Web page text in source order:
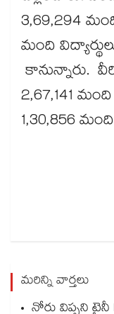
3,69,294
మంది
కానున్నారు.
2,67,141
1,30,856
మరిన్ని వార్తలు
నోరు విప్పని